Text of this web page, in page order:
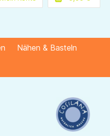
Nähen & Basteln